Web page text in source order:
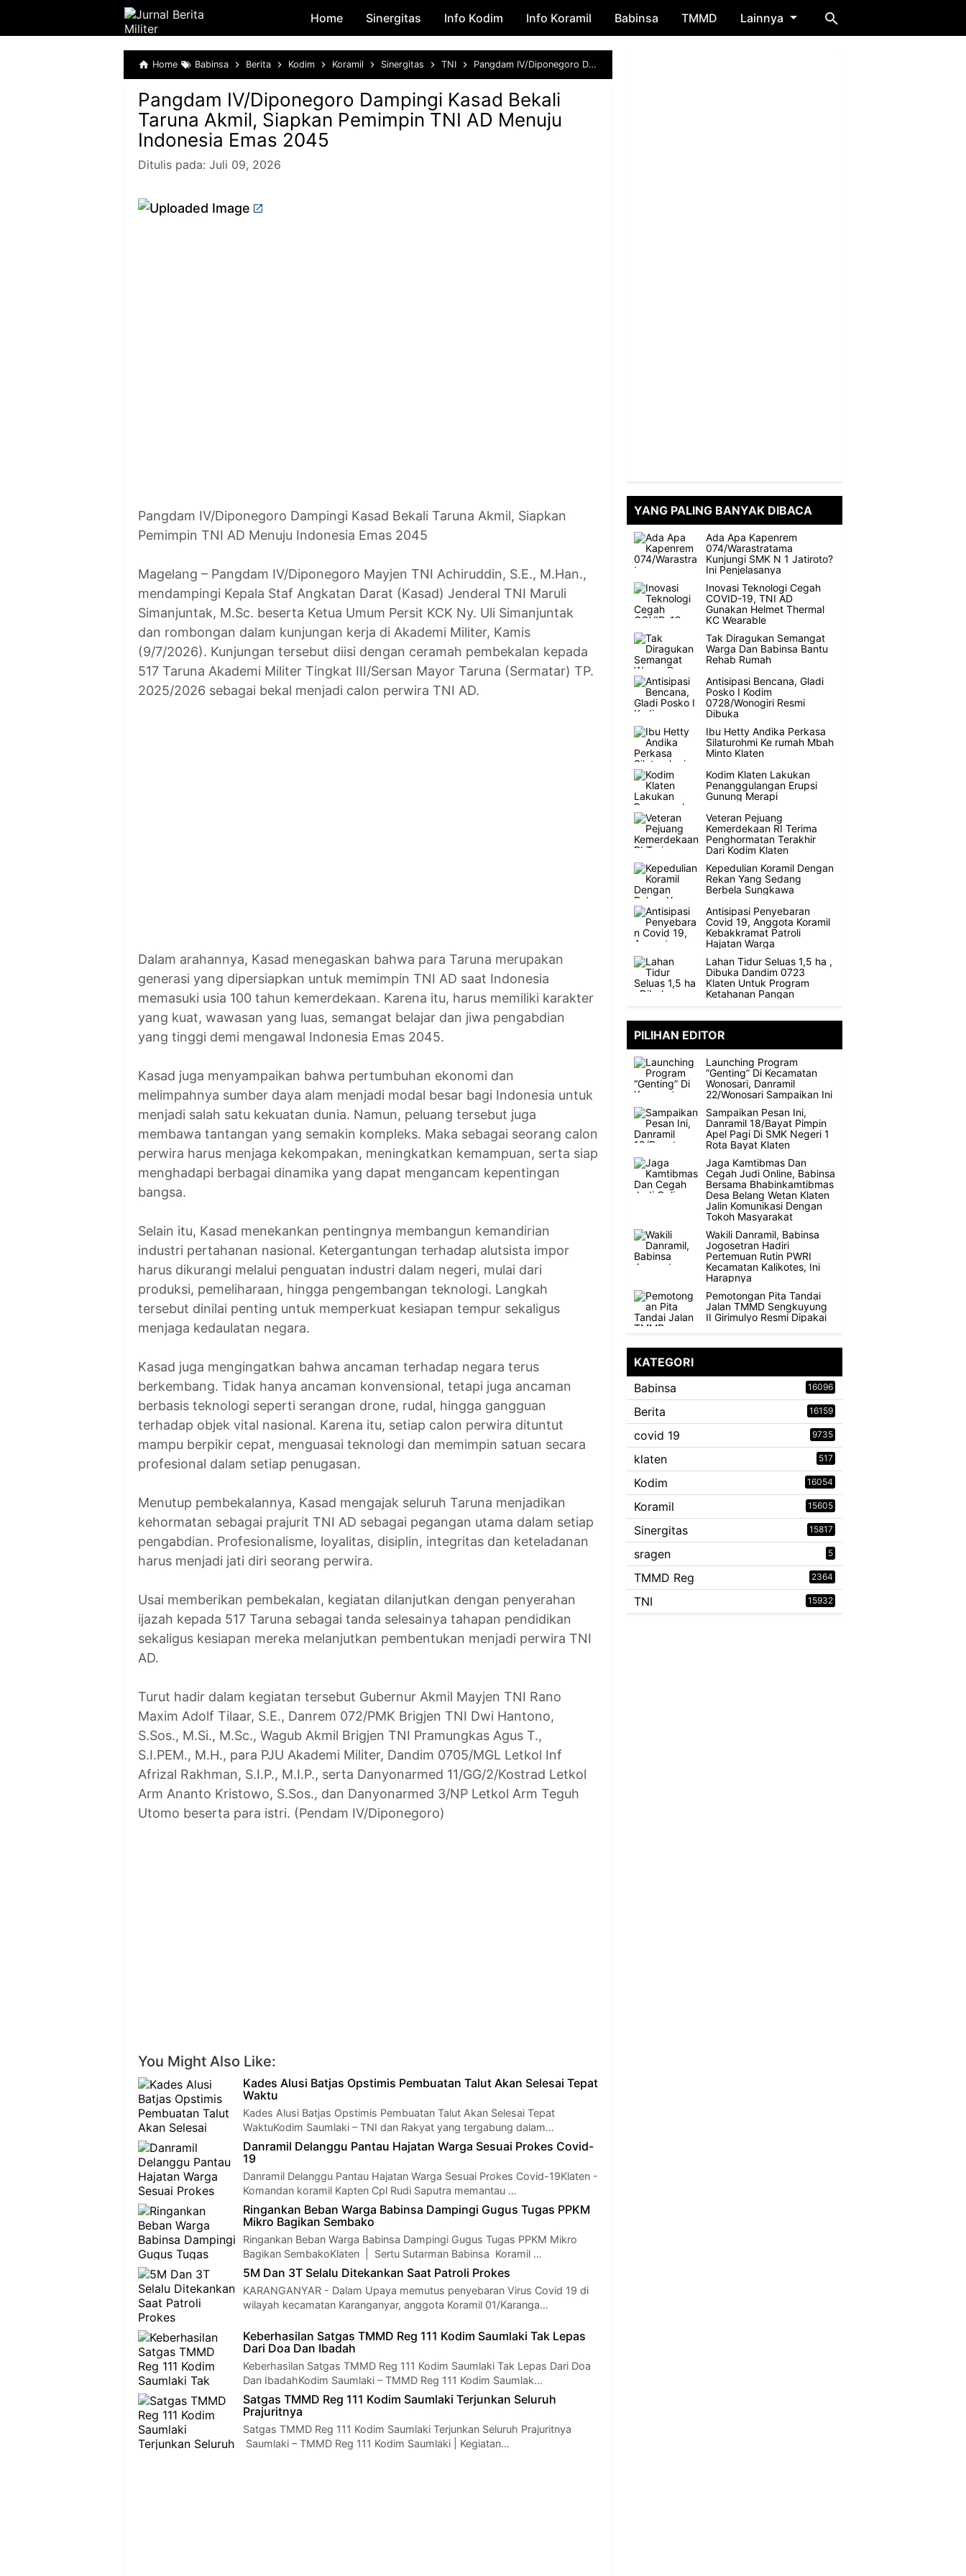
Skip to main content
Home Sinergitas Info Kodim Info Koramil Babinsa TMMD Lainnya
Home Babinsa Berita Kodim Koramil Sinergitas TNI Pangdam IV/Diponegoro Dampingi Kasad Bekali Taruna Akmil, Siapkan Pemimpin TNI AD Menuju Indonesia Emas 2045
Pangdam IV/Diponegoro Dampingi Kasad Bekali
Taruna Akmil, Siapkan Pemimpin TNI AD Menuju
Indonesia Emas 2045
Ditulis pada: Juli 09, 2026
Pangdam IV/Diponegoro Dampingi Kasad Bekali Taruna Akmil, Siapkan
Pemimpin TNI AD Menuju Indonesia Emas 2045
Magelang – Pangdam IV/Diponegoro Mayjen TNI Achiruddin, S.E., M.Han.,
mendampingi Kepala Staf Angkatan Darat (Kasad) Jenderal TNI Maruli
Simanjuntak, M.Sc. beserta Ketua Umum Persit KCK Ny. Uli Simanjuntak
dan rombongan dalam kunjungan kerja di Akademi Militer, Kamis
(9/7/2026). Kunjungan tersebut diisi dengan ceramah pembekalan kepada
517 Taruna Akademi Militer Tingkat III/Sersan Mayor Taruna (Sermatar) TP.
2025/2026 sebagai bekal menjadi calon perwira TNI AD.
Dalam arahannya, Kasad menegaskan bahwa para Taruna merupakan
generasi yang dipersiapkan untuk memimpin TNI AD saat Indonesia
memasuki usia 100 tahun kemerdekaan. Karena itu, harus memiliki karakter
yang kuat, wawasan yang luas, semangat belajar dan jiwa pengabdian
yang tinggi demi mengawal Indonesia Emas 2045.
Kasad juga menyampaikan bahwa pertumbuhan ekonomi dan
melimpahnya sumber daya alam menjadi modal besar bagi Indonesia untuk
menjadi salah satu kekuatan dunia. Namun, peluang tersebut juga
membawa tantangan yang semakin kompleks. Maka sebagai seorang calon
perwira harus menjaga kekompakan, meningkatkan kemampuan, serta siap
menghadapi berbagai dinamika yang dapat mengancam kepentingan
bangsa.
Selain itu, Kasad menekankan pentingnya membangun kemandirian
industri pertahanan nasional. Ketergantungan terhadap alutsista impor
harus dikurangi melalui penguatan industri dalam negeri, mulai dari
produksi, pemeliharaan, hingga pengembangan teknologi. Langkah
tersebut dinilai penting untuk memperkuat kesiapan tempur sekaligus
menjaga kedaulatan negara.
Kasad juga mengingatkan bahwa ancaman terhadap negara terus
berkembang. Tidak hanya ancaman konvensional, tetapi juga ancaman
berbasis teknologi seperti serangan drone, rudal, hingga gangguan
terhadap objek vital nasional. Karena itu, setiap calon perwira dituntut
mampu berpikir cepat, menguasai teknologi dan memimpin satuan secara
profesional dalam setiap penugasan.
Menutup pembekalannya, Kasad mengajak seluruh Taruna menjadikan
kehormatan sebagai prajurit TNI AD sebagai pegangan utama dalam setiap
pengabdian. Profesionalisme, loyalitas, disiplin, integritas dan keteladanan
harus menjadi jati diri seorang perwira.
Usai memberikan pembekalan, kegiatan dilanjutkan dengan penyerahan
ijazah kepada 517 Taruna sebagai tanda selesainya tahapan pendidikan
sekaligus kesiapan mereka melanjutkan pembentukan menjadi perwira TNI
AD.
Turut hadir dalam kegiatan tersebut Gubernur Akmil Mayjen TNI Rano
Maxim Adolf Tilaar, S.E., Danrem 072/PMK Brigjen TNI Dwi Hantono,
S.Sos., M.Si., M.Sc., Wagub Akmil Brigjen TNI Pramungkas Agus T.,
S.I.PEM., M.H., para PJU Akademi Militer, Dandim 0705/MGL Letkol Inf
Afrizal Rakhman, S.I.P., M.I.P., serta Danyonarmed 11/GG/2/Kostrad Letkol
Arm Ananto Kristowo, S.Sos., dan Danyonarmed 3/NP Letkol Arm Teguh
Utomo beserta para istri. (Pendam IV/Diponegoro)
You Might Also Like:
Kades Alusi Batjas Opstimis Pembuatan Talut Akan Selesai Tepat
Waktu
Kades Alusi Batjas Opstimis Pembuatan Talut Akan Selesai Tepat
WaktuKodim Saumlaki – TNI dan Rakyat yang tergabung dalam…
Danramil Delanggu Pantau Hajatan Warga Sesuai Prokes Covid-
19
Danramil Delanggu Pantau Hajatan Warga Sesuai Prokes Covid-19Klaten -
Komandan koramil Kapten Cpl Rudi Saputra memantau …
Ringankan Beban Warga Babinsa Dampingi Gugus Tugas PPKM
Mikro Bagikan Sembako
Ringankan Beban Warga Babinsa Dampingi Gugus Tugas PPKM Mikro
Bagikan SembakoKlaten | Sertu Sutarman Babinsa Koramil …
5M Dan 3T Selalu Ditekankan Saat Patroli Prokes
KARANGANYAR - Dalam Upaya memutus penyebaran Virus Covid 19 di
wilayah kecamatan Karanganyar, anggota Koramil 01/Karanga…
Keberhasilan Satgas TMMD Reg 111 Kodim Saumlaki Tak Lepas
Dari Doa Dan Ibadah
Keberhasilan Satgas TMMD Reg 111 Kodim Saumlaki Tak Lepas Dari Doa
Dan IbadahKodim Saumlaki – TMMD Reg 111 Kodim Saumlak…
Satgas TMMD Reg 111 Kodim Saumlaki Terjunkan Seluruh
Prajuritnya
Satgas TMMD Reg 111 Kodim Saumlaki Terjunkan Seluruh Prajuritnya
Saumlaki – TMMD Reg 111 Kodim Saumlaki | Kegiatan…
YANG PALING BANYAK DIBACA
Ada Apa Kapenrem
074/Warastratama
Kunjungi SMK N 1 Jatiroto?
Ini Penjelasanya
Inovasi Teknologi Cegah
COVID-19, TNI AD
Gunakan Helmet Thermal
KC Wearable
Tak Diragukan Semangat
Warga Dan Babinsa Bantu
Rehab Rumah
Antisipasi Bencana, Gladi
Posko I Kodim
0728/Wonogiri Resmi
Dibuka
Ibu Hetty Andika Perkasa
Silaturohmi Ke rumah Mbah
Minto Klaten
Kodim Klaten Lakukan
Penanggulangan Erupsi
Gunung Merapi
Veteran Pejuang
Kemerdekaan RI Terima
Penghormatan Terakhir
Dari Kodim Klaten
Kepedulian Koramil Dengan
Rekan Yang Sedang
Berbela Sungkawa
Antisipasi Penyebaran
Covid 19, Anggota Koramil
Kebakkramat Patroli
Hajatan Warga
Lahan Tidur Seluas 1,5 ha ,
Dibuka Dandim 0723
Klaten Untuk Program
Ketahanan Pangan
PILIHAN EDITOR
Launching Program
“Genting” Di Kecamatan
Wonosari, Danramil
22/Wonosari Sampaikan Ini
Sampaikan Pesan Ini,
Danramil 18/Bayat Pimpin
Apel Pagi Di SMK Negeri 1
Rota Bayat Klaten
Jaga Kamtibmas Dan
Cegah Judi Online, Babinsa
Bersama Bhabinkamtibmas
Desa Belang Wetan Klaten
Jalin Komunikasi Dengan
Tokoh Masyarakat
Wakili Danramil, Babinsa
Jogosetran Hadiri
Pertemuan Rutin PWRI
Kecamatan Kalikotes, Ini
Harapnya
Pemotongan Pita Tandai
Jalan TMMD Sengkuyung
II Girimulyo Resmi Dipakai
KATEGORI
Babinsa
16096
Berita 16159
covid 19 9735
klaten 517
Kodim 16054
Koramil 15605
Sinergitas 15817
sragen 5
TMMD Reg 2364
TNI 15932